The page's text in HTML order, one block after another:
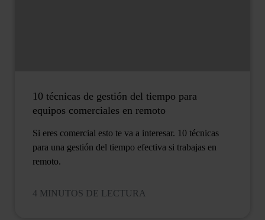
10 técnicas de gestión del tiempo para
equipos comerciales en remoto
Si eres comercial esto te va a interesar. 10 técnicas
para una gestión del tiempo efectiva si trabajas en
remoto.
4 MINUTOS DE LECTURA